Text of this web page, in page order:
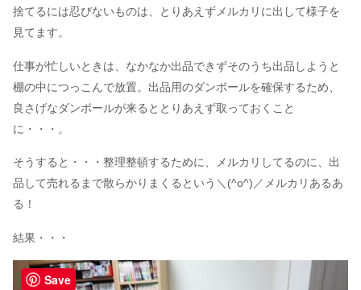
捨てるには忍びないものは、とりあえずメルカリに出して様子を
見てます。
仕事が忙しいときは、なかなか出品できずそのうち出品しようと
棚の中につっこんで放置。出品用のダンボールを確保するため、
良さげなダンボールが来るととりあえず取っておくこと
に・・・。
そうすると・・・整理整頓するために、メルカリしてるのに、出
品して売れるまで散らかりまくるという＼(^o^)／メルカリあるあ
る！
結果・・・
Save